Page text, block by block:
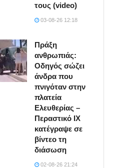
τους (video)
03-08-26 12:18
Πράξη
ανθρωπιάς:
Οδηγός σώζει
άνδρα που
πνιγόταν στην
πλατεία
Ελευθερίας –
Περαστικό ΙΧ
κατέγραψε σε
βίντεο τη
διάσωση
02-08-26 21:24